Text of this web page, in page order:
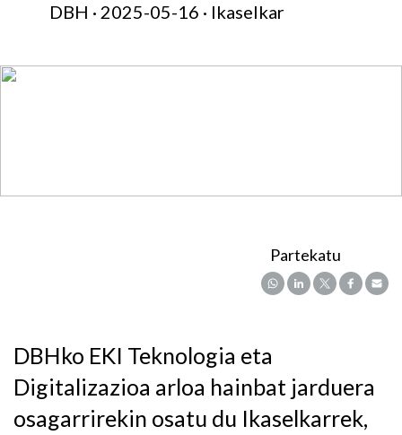
DBH · 2025-05-16 · Ikaselkar
Partekatu
DBHko EKI Teknologia eta
Digitalizazioa arloa hainbat jarduera
osagarrirekin osatu du Ikaselkarrek,